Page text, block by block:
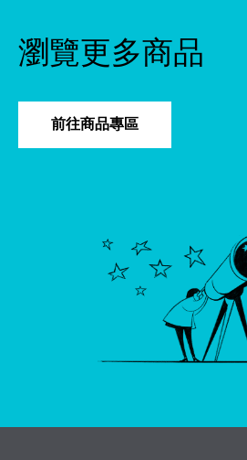
瀏覽更多商品
前往商品專區